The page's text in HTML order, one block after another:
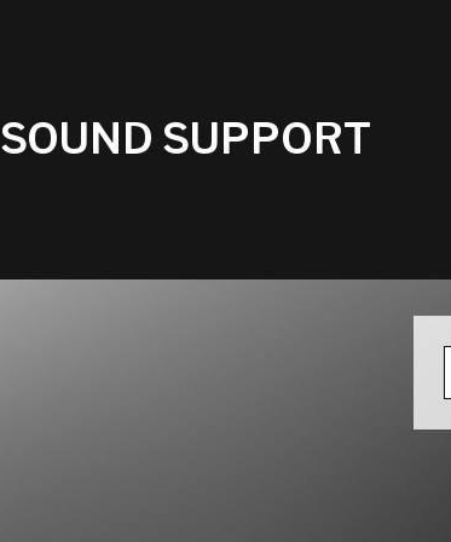
SOUND SUPPORT